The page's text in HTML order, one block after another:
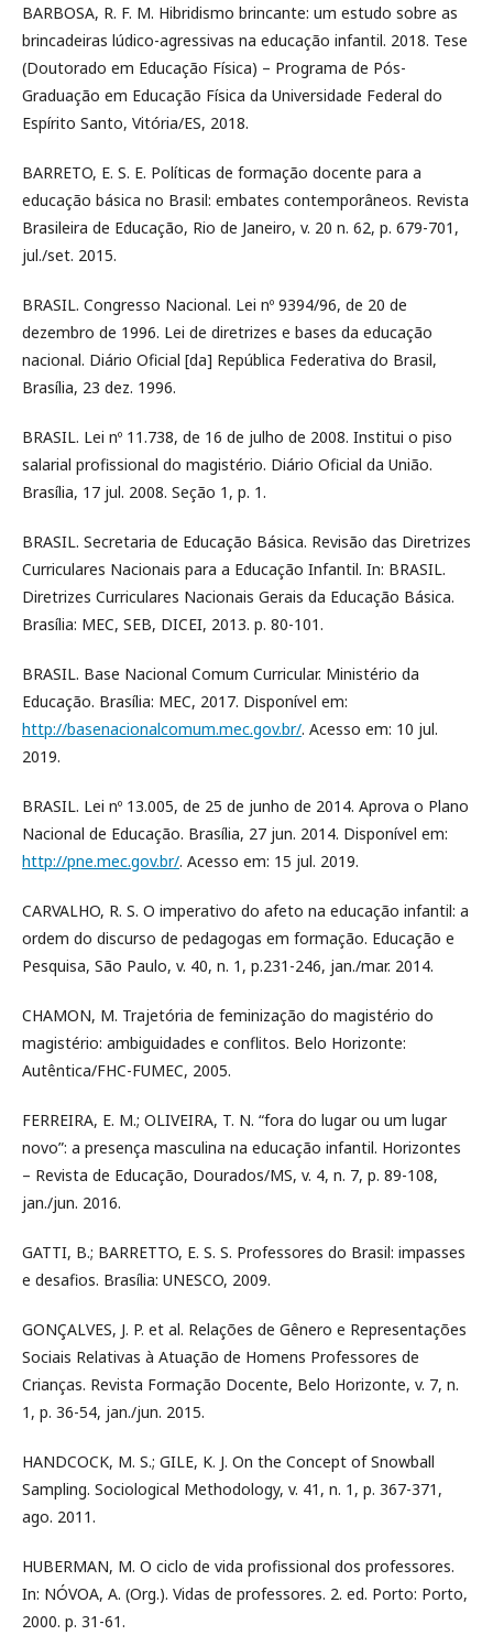
BARBOSA, R. F. M. Hibridismo brincante: um estudo sobre as
brincadeiras lúdico-agressivas na educação infantil. 2018. Tese
(Doutorado em Educação Física) – Programa de Pós-
Graduação em Educação Física da Universidade Federal do
Espírito Santo, Vitória/ES, 2018.
BARRETO, E. S. E. Políticas de formação docente para a
educação básica no Brasil: embates contemporâneos. Revista
Brasileira de Educação, Rio de Janeiro, v. 20 n. 62, p. 679-701,
jul./set. 2015.
BRASIL. Congresso Nacional. Lei nº 9394/96, de 20 de
dezembro de 1996. Lei de diretrizes e bases da educação
nacional. Diário Oficial [da] República Federativa do Brasil,
Brasília, 23 dez. 1996.
BRASIL. Lei nº 11.738, de 16 de julho de 2008. Institui o piso
salarial profissional do magistério. Diário Oficial da União.
Brasília, 17 jul. 2008. Seção 1, p. 1.
BRASIL. Secretaria de Educação Básica. Revisão das Diretrizes
Curriculares Nacionais para a Educação Infantil. In: BRASIL.
Diretrizes Curriculares Nacionais Gerais da Educação Básica.
Brasília: MEC, SEB, DICEI, 2013. p. 80-101.
BRASIL. Base Nacional Comum Curricular. Ministério da
Educação. Brasília: MEC, 2017. Disponível em:
http://basenacionalcomum.mec.gov.br/. Acesso em: 10 jul.
2019.
BRASIL. Lei nº 13.005, de 25 de junho de 2014. Aprova o Plano
Nacional de Educação. Brasília, 27 jun. 2014. Disponível em:
http://pne.mec.gov.br/. Acesso em: 15 jul. 2019.
CARVALHO, R. S. O imperativo do afeto na educação infantil: a
ordem do discurso de pedagogas em formação. Educação e
Pesquisa, São Paulo, v. 40, n. 1, p.231-246, jan./mar. 2014.
CHAMON, M. Trajetória de feminização do magistério do
magistério: ambiguidades e conflitos. Belo Horizonte:
Autêntica/FHC-FUMEC, 2005.
FERREIRA, E. M.; OLIVEIRA, T. N. “fora do lugar ou um lugar
novo”: a presença masculina na educação infantil. Horizontes
– Revista de Educação, Dourados/MS, v. 4, n. 7, p. 89-108,
jan./jun. 2016.
GATTI, B.; BARRETTO, E. S. S. Professores do Brasil: impasses
e desafios. Brasília: UNESCO, 2009.
GONÇALVES, J. P. et al. Relações de Gênero e Representações
Sociais Relativas à Atuação de Homens Professores de
Crianças. Revista Formação Docente, Belo Horizonte, v. 7, n.
1, p. 36-54, jan./jun. 2015.
HANDCOCK, M. S.; GILE, K. J. On the Concept of Snowball
Sampling. Sociological Methodology, v. 41, n. 1, p. 367-371,
ago. 2011.
HUBERMAN, M. O ciclo de vida profissional dos professores.
In: NÓVOA, A. (Org.). Vidas de professores. 2. ed. Porto: Porto,
2000. p. 31-61.